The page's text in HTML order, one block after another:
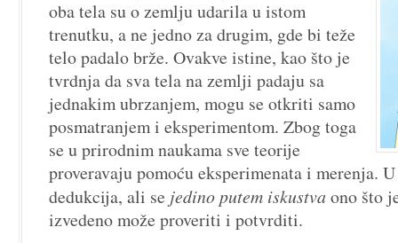
oba tela su o zemlju udarila u istom
trenutku, a ne jedno za drugim, gde bi teže
telo padalo brže. Ovakve istine, kao što je
tvrdnja da sva tela na zemlji padaju sa
jednakim ubrzanjem, mogu se otkriti samo
posmatranjem i eksperimentom. Zbog toga
se u prirodnim naukama sve teorije
proveravaju pomoću eksperimenata i merenja.
dedukcija, ali se jedino putem iskustva ono što
izvedeno može proveriti i potvrditi.